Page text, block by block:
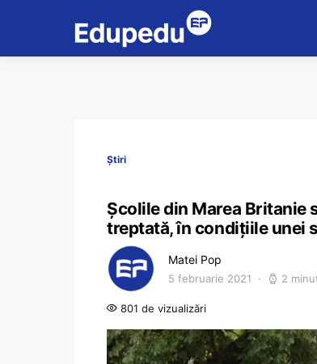
Știri
Școlile din Marea Britanie
treptată, în condițiile unei
Matei Pop
5 februarie 2021 2
801 de vizualizări